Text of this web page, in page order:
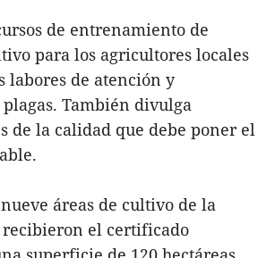
de entrenamiento de
para los agricultores locales
labores de atención y
También divulga
de la calidad que debe poner el
áreas de cultivo de la
el certificado